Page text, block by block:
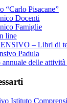
“Carlo Pisacane”
Docenti
Famiglie
line
– Libri di
Padula
delle
Istituto